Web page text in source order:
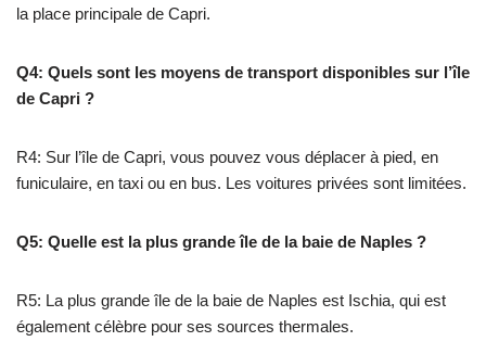
la place principale de Capri.
Q4: Quels sont les moyens de transport disponibles sur l’île
de Capri ?
R4: Sur l’île de Capri, vous pouvez vous déplacer à pied, en
funiculaire, en taxi ou en bus. Les voitures privées sont limitées.
Q5: Quelle est la plus grande île de la baie de Naples ?
R5: La plus grande île de la baie de Naples est Ischia, qui est
également célèbre pour ses sources thermales.